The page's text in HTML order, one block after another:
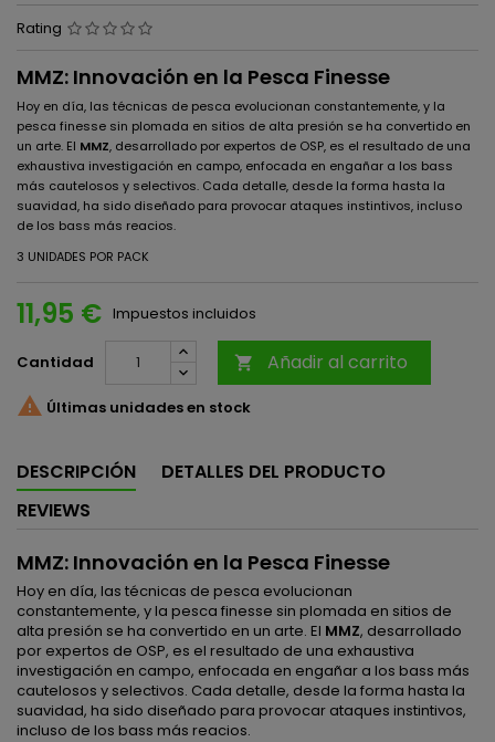
Rating
MMZ: Innovación en la Pesca Finesse
Hoy en día, las técnicas de pesca evolucionan constantemente, y la
pesca finesse sin plomada en sitios de alta presión se ha convertido en
un arte. El MMZ, desarrollado por expertos de OSP, es el resultado de una
exhaustiva investigación en campo, enfocada en engañar a los bass
más cautelosos y selectivos. Cada detalle, desde la forma hasta la
suavidad, ha sido diseñado para provocar ataques instintivos, incluso
de los bass más reacios.
3 UNIDADES POR PACK
11,95 € Impuestos incluidos
Cantidad  Añadir al carrito
 Últimas unidades en stock
DESCRIPCIÓN
DETALLES DEL PRODUCTO
REVIEWS
MMZ: Innovación en la Pesca Finesse
Hoy en día, las técnicas de pesca evolucionan
constantemente, y la pesca finesse sin plomada en sitios de
alta presión se ha convertido en un arte. El MMZ, desarrollado
por expertos de OSP, es el resultado de una exhaustiva
investigación en campo, enfocada en engañar a los bass más
cautelosos y selectivos. Cada detalle, desde la forma hasta la
suavidad, ha sido diseñado para provocar ataques instintivos,
incluso de los bass más reacios.